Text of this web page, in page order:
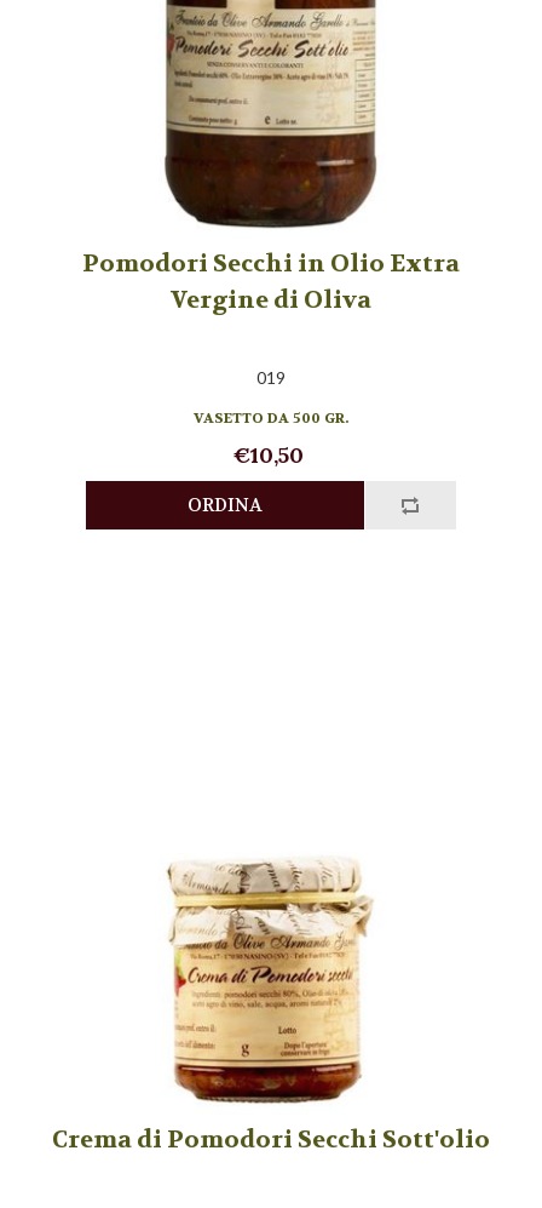
Pomodori Secchi in Olio Extra
Vergine di Oliva
019
VASETTO DA 500 GR.
€10,50
Crema di Pomodori Secchi Sott'olio